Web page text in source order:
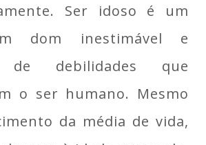
Ser idoso é um
dom inestimável e
de debilidades que
o ser humano. Mesmo
da média de vida,